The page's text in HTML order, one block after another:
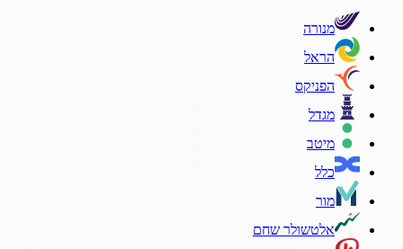
מנורה
הראל
הפניקס
מגדל
מיטב
כלל
מור
אלטשולר שחם